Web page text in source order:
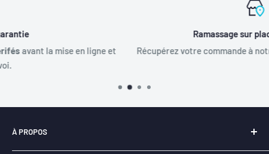
Ramassage sur place disponible
Récupérez votre commande à notre entrepôt situé à Mirabel.
À PROPOS